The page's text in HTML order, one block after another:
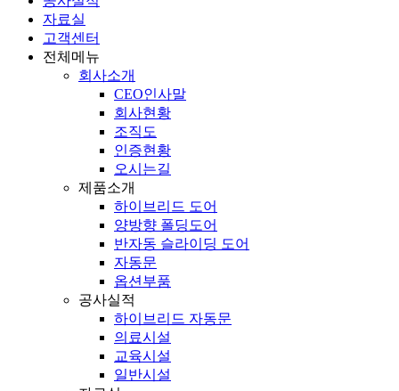
회사소개
인증현황
오시는길
제품소개
하이브리드 도어
양방향 폴딩도어
반자동 슬라이딩 도어
자동문
옵션부품
공사실적
하이브리드 자동문
의료시설
교육시설
일반시설
자료실
자료실
전자 카다로그
고객센터